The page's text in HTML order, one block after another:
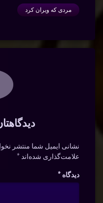
مردی که ویران کرد
نشانی ایمیل شما منتشر
علامت‌گذاری شده‌اند*
دیدگاه *